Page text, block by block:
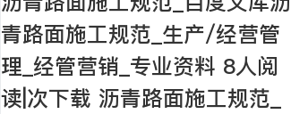
青路面施工规范_生产/经营管
理_经管营销_专业资料 8人阅
读|次下载 沥青路面施工规范_